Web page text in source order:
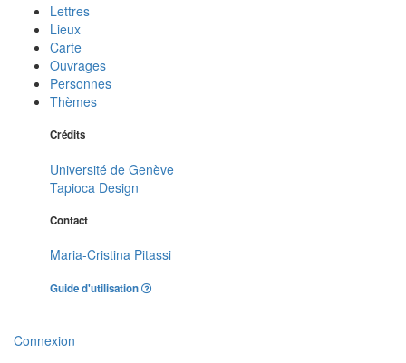
Lettres
Lieux
Carte
Ouvrages
Personnes
Thèmes
Crédits
Université de Genève
Tapioca Design
Contact
Maria-Cristina Pitassi
Guide d'utilisation
Connexion